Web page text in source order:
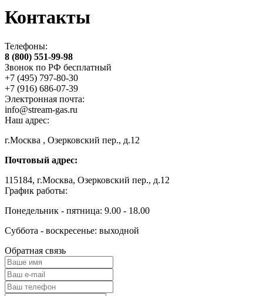
Контакты
Телефоны:
8 (800) 551-99-98
Звонок по РФ бесплатный
+7 (495) 797-80-30
+7 (916) 686-07-39
Электронная почта:
info@stream-gas.ru
Наш адрес:
г.Москва , Озерковский пер., д.12
Почтовый адрес:
115184, г.Москва, Озерковский пер., д.12
График работы:
Понедельник - пятница: 9.00 - 18.00
Суббота - воскресенье: выходной
Обратная связь